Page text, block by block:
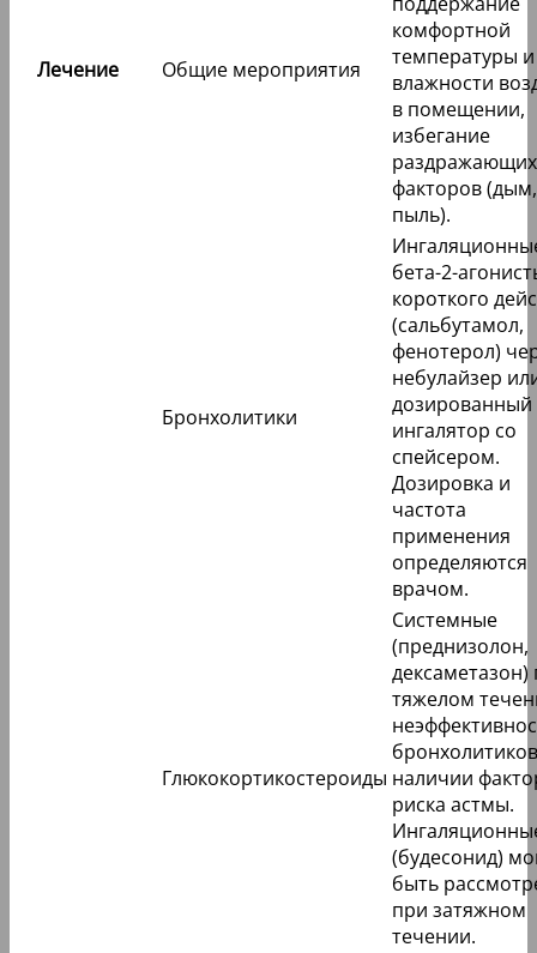
Лечение Общие мероприятия
комфортной
температуры и
влажности
в помещении,
избегание
раздражающих
факторов (дым,
пыль).
Бронхолитики
бета-2-
короткого
(сальбутамол,
фенотерол)
небулайзер
дозированный
ингалятор со
спейсером.
Дозировка и
частота
применения
определяются
врачом.
Глюкокортикостероиды
Системные
(преднизолон,
дексаметазон)
тяжелом
наличии
риска астмы.
(будесонид)
быть
при затяжном
течении.